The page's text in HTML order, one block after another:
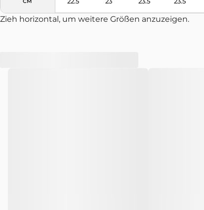
Zieh horizontal, um weitere Größen anzuzeigen.